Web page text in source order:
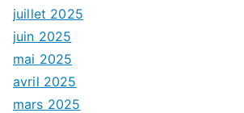
juillet 2025
juin 2025
mai 2025
avril 2025
mars 2025